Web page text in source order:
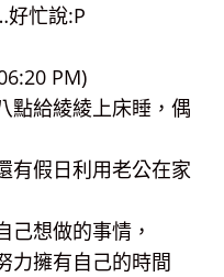
好忙說:P
PM)
點給綾綾上床睡，偶
有假日利用老公在家
己想做的事情，
力擁有自己的時間